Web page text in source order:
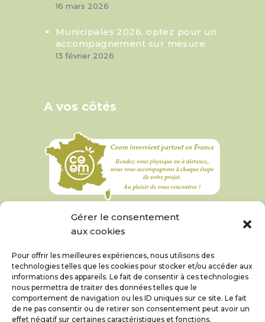
Gérer le consentement
aux cookies
Pour offrir les meilleures expériences, nous utilisons des
technologies telles que les cookies pour stocker et/ou accéder aux
informations des appareils. Le fait de consentir à ces technologies
nous permettra de traiter des données telles que le
comportement de navigation ou les ID uniques sur ce site. Le fait
de ne pas consentir ou de retirer son consentement peut avoir un
effet négatif sur certaines caractéristiques et fonctions.
16 mars 2026
Municipales 2026, optez pour un
accompagnement sur mesure
13 février 2026
A vos côtés